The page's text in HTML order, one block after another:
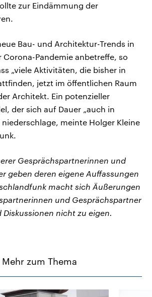
zur Eindämmung der
Bau- und Architektur-Trends in
Corona-Pandemie anbetreffe, so
„viele Aktivitäten, die bisher in
jetzt im öffentlichen Raum
Architekt. Ein potenzieller
der sich auf Dauer „auch in
niederschlage, meinte Holger Kleine
Gesprächspartnerinnen und
geben deren eigene Auffassungen
macht sich Äußerungen
und Gesprächspartner
Diskussionen nicht zu eigen.
Mehr zum Thema